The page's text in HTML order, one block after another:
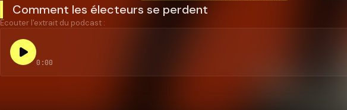
Comment les électeurs se perdent
Écouter l'extrait du podcast :
0:00